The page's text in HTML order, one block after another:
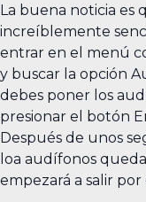
La buena noticia es
increíblemente
entrar en el menú
y buscar la opción
debes poner los
presionar el botón
Después de unos
loa audífonos
empezará a salir por